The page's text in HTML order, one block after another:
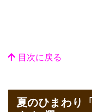
目次に戻る
夏のひまわり